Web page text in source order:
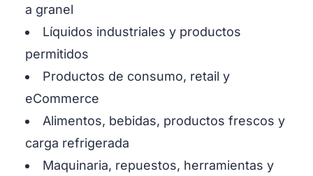
a granel
Líquidos industriales y productos
permitidos
Productos de consumo, retail y
eCommerce
Alimentos, bebidas, productos frescos y
carga refrigerada
Maquinaria, repuestos, herramientas y